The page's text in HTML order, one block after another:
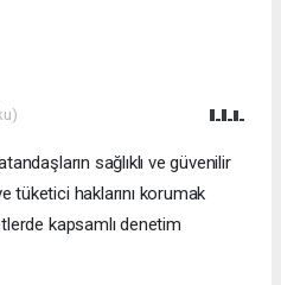
sağlıklı ve güvenilir
tüketici haklarını korumak
kapsamlı denetim